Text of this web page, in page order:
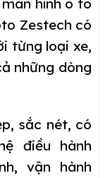
Zestech có
từng loại xe,
những dòng
sắc nét, có
điều hành
vận hành